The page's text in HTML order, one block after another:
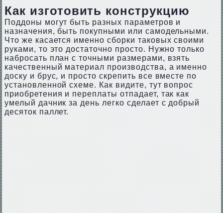
Как изготовить конструкцию
Поддоны могут быть разных параметров и
назначения, быть покупными или самодельными.
Что же касается именно сборки таковых своими
руками, то это достаточно просто. Нужно только
набросать план с точными размерами, взять
качественный материал производства, а именно
доску и брус, и просто скрепить все вместе по
установленной схеме. Как видите, тут вопрос
приобретения и переплаты отпадает, так как
умелый дачник за день легко сделает с добрый
десяток паллет.